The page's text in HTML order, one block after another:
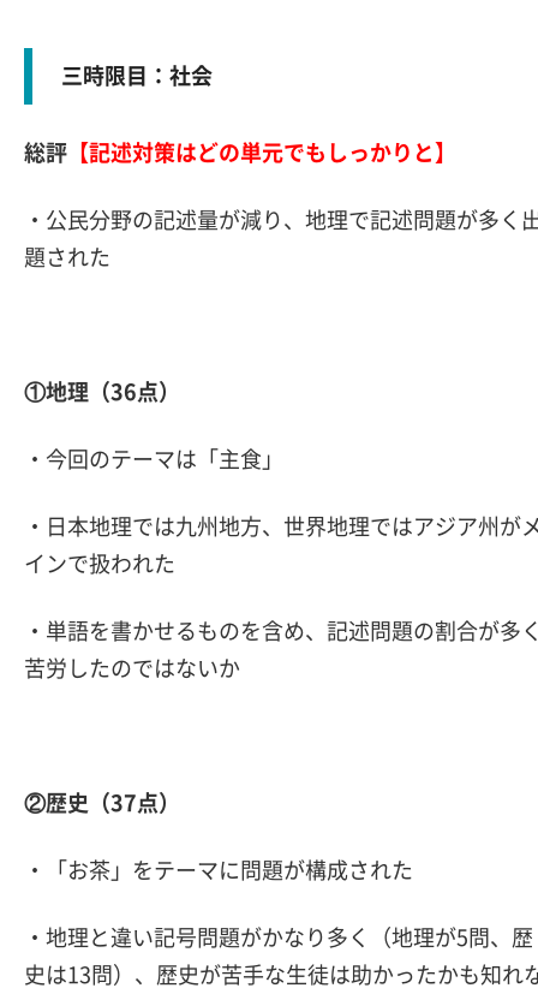
三時限目：社会
総評 【記述対策はどの単元でもしっかりと】
・公民分野の記述量が減り、地理で記述問題が多く
題された
①地理（36点）
・今回のテーマは「主食」
・日本地理では九州地方、世界地理ではアジア州が
インで扱われた
・単語を書かせるものを含め、記述問題の割合が多
苦労したのではないか
②歴史（37点）
・「お茶」をテーマに問題が構成された
・地理と違い記号問題がかなり多く（地理が5問、歴
史は13問）、歴史が苦手な生徒は助かったかも知れ